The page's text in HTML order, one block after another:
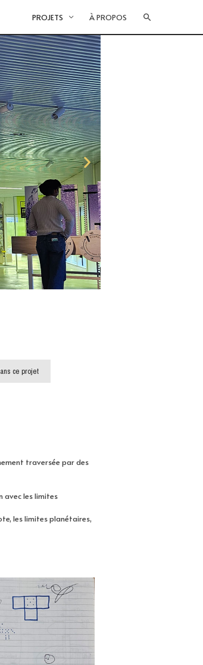
PROJETS À PROPOS
ce projet
traversée par des
avec les limites
les limites planétaires,